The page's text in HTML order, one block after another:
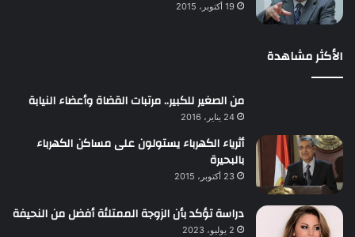
19 أكتوبر، 2015
الأكثر مشاهدة
من الصغير للكبير.. مرتبات القضاة وأعضاء النيابة
24 يناير، 2016
أثرياء الكهرباء يستولون على مساكن الكهرباء
بالبحيرة
23 أكتوبر، 2015
دراسة تؤكد بأن الزوجة الممتلئة أفضل من النحيفة
2 يوليو، 2023